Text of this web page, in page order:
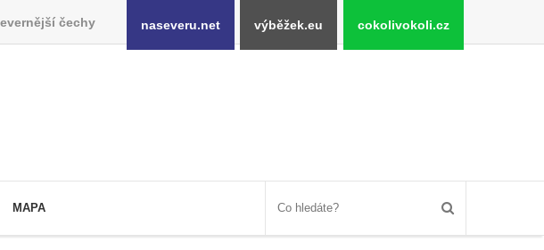
čechy naseveru.net výběžek.eu cokolivokoli.cz
MAPA